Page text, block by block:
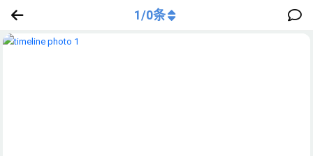
1/0条